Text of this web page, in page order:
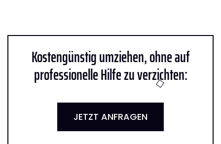
Kostengünstig umziehen, ohne auf
professionelle Hilfe zu verzichten:
JETZT ANFRAGEN